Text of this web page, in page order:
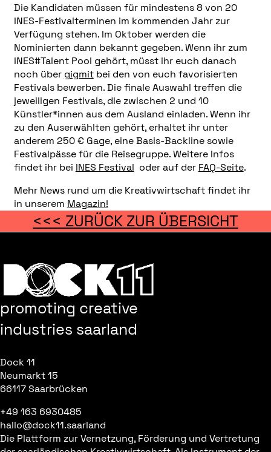
Die Kandidaten müssen für mindestens 8 von 20
INES-Festivalterminen im kommenden Jahr zur
Verfügung stehen. Im Oktober werden die
Nominierten dann bekannt gegeben. Wenn ihr zum
INES#Talent Pool gehört, müsst ihr euch danach
noch über gigmitbei den von euch favorisierten
Festivals bewerben. Die finale Auswahl treffen die
jeweiligen Festivals, die zwischen 2 und 10
Künstler*innen aus dem Ausland einladen. Wenn ihr
zu den Auserwählten gehört, erhaltet ihr unter
anderem 250 € Gage, eine Basis-Backline sowie
Festivalpässe für die Reisegruppe. Weitere Infos
findet ihr bei INES Festival oder auf der FAQ-Seite.
Mehr News rund um die Kreativwirtschaft findet ihr
in unserem Magazin!
<<< ZURÜCK ZUR ÜBERSICHT
promoting creative
industries saarland
Dock 11
Neumarkt 15
66117 Saarbrücken
+49 163 6930485
hallo@dock11.saarland
Die Plattform zur Vernetzung, Förderung und Vertretung